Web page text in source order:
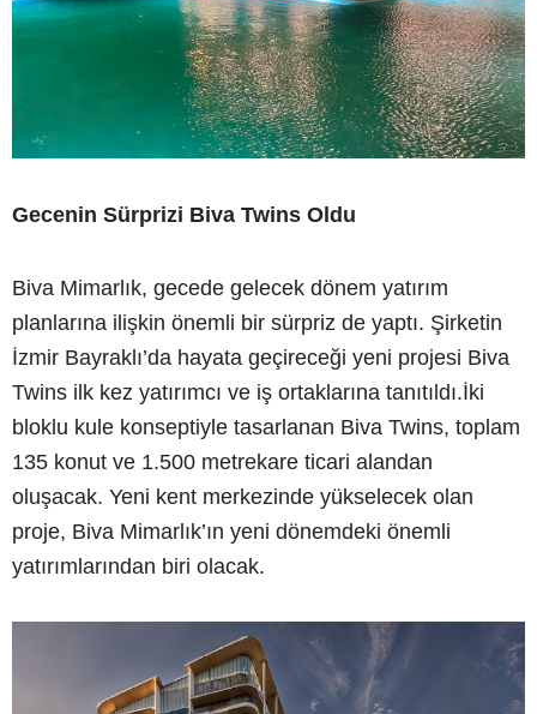
Gecenin Sürprizi Biva Twins Oldu
Biva Mimarlık, gecede gelecek dönem yatırım
planlarına ilişkin önemli bir sürpriz de yaptı. Şirketin
İzmir Bayraklı’da hayata geçireceği yeni projesi Biva
Twins ilk kez yatırımcı ve iş ortaklarına tanıtıldı.İki
bloklu kule konseptiyle tasarlanan Biva Twins, toplam
135 konut ve 1.500 metrekare ticari alandan
oluşacak. Yeni kent merkezinde yükselecek olan
proje, Biva Mimarlık’ın yeni dönemdeki önemli
yatırımlarından biri olacak.